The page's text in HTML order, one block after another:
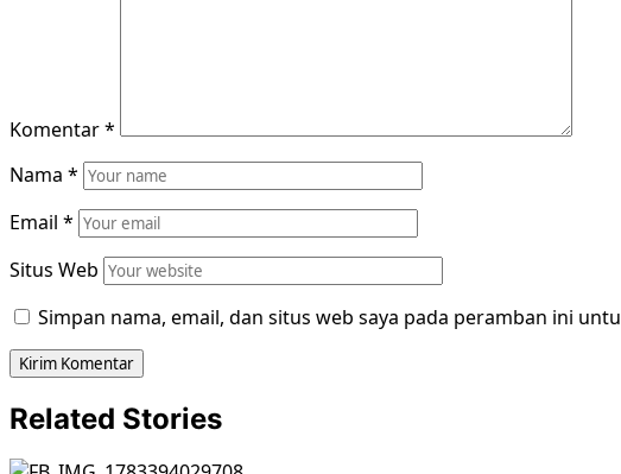
Komentar*
Nama *
Email *
Situs Web
Simpan nama, email, dan situs web saya pada peramban ini
Related Stories